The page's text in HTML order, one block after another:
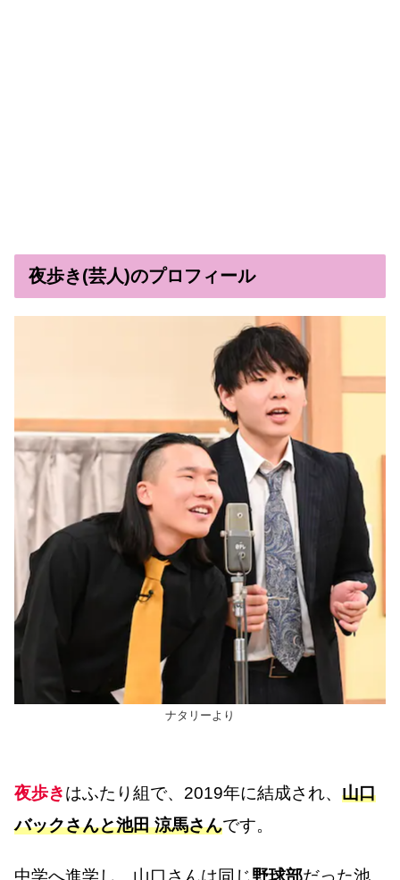
夜歩き(芸人)のプロフィール
ナタリーより
夜歩きはふたり組で、2019年に結成され、 山口
バックさんと池田 涼馬さんです。
中学へ進学し、山口さんは同じ野球部だった池